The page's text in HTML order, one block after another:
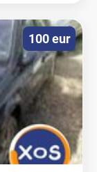
100 eur